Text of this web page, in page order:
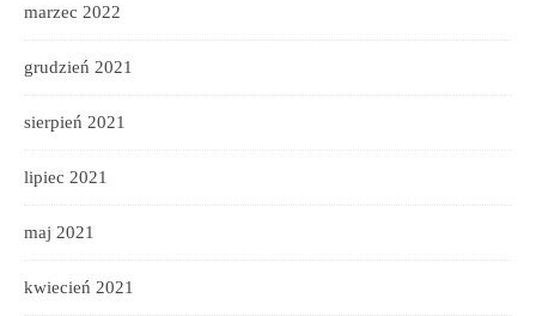
marzec 2022
grudzień 2021
sierpień 2021
lipiec 2021
maj 2021
kwiecień 2021